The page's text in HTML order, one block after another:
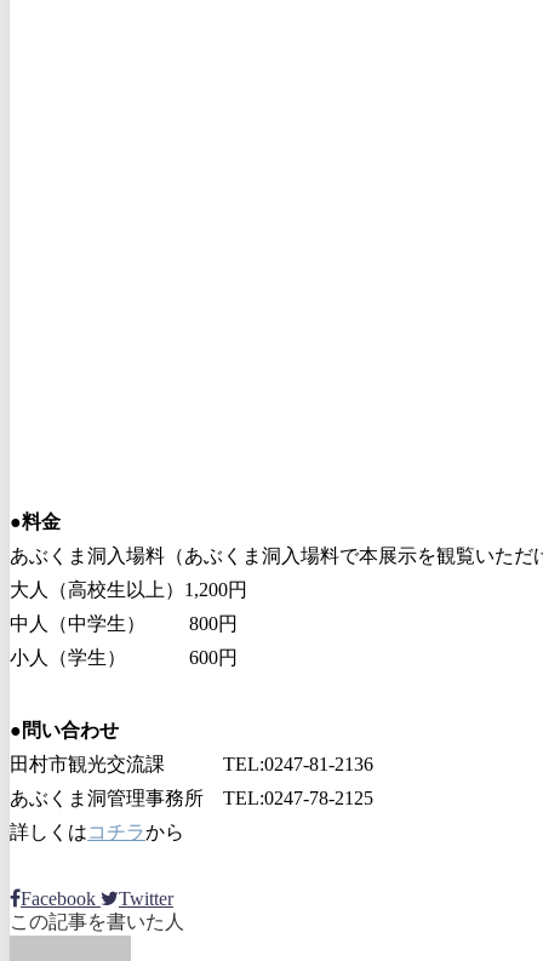
●料金
あぶくま洞入場料（あぶくま洞入場料で本展示を観覧いた
大人（高校生以上）1,200円
中人（中学生） 800円
小人（学生） 600円
●問い合わせ
田村市観光交流課 TEL:0247-81-2136
あぶくま洞管理事務所 TEL:0247-78-2125
詳しくはコチラから
Facebook
Twitter
この記事を書いた人